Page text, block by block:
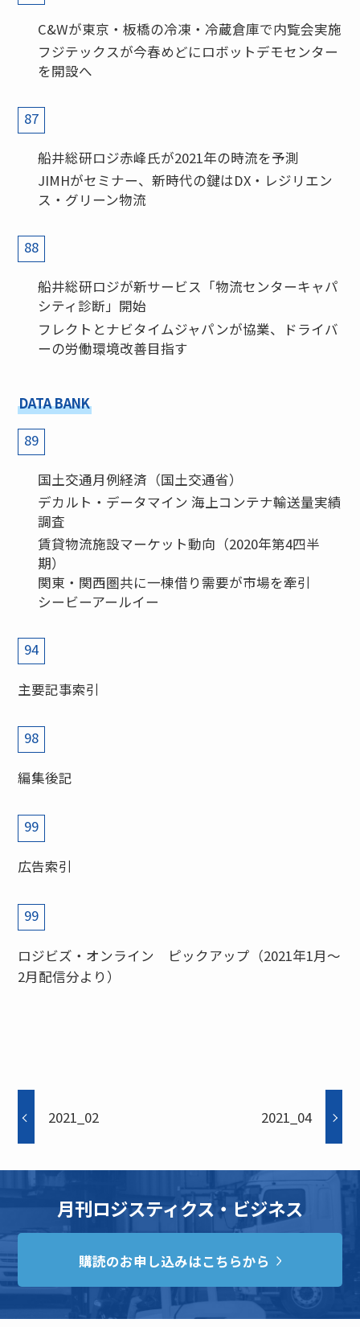
C&Wが東京・板橋の冷凍・冷蔵倉庫で内覧会実施
フジテックスが今春めどにロボットデモセンター
を開設へ
87
船井総研ロジ赤峰氏が2021年の時流を予測
JIMHがセミナー、新時代の鍵はDX・レジリエン
ス・グリーン物流
88
船井総研ロジが新サービス「物流センターキャパ
シティ診断」開始
フレクトとナビタイムジャパンが協業、ドライバ
ーの労働環境改善目指す
DATA BANK
89
国土交通月例経済（国土交通省）
デカルト・データマイン 海上コンテナ輸送量実績
調査
賃貸物流施設マーケット動向（2020年第4四半
期）
関東・関西圏共に一棟借り需要が市場を牽引
シービーアールイー
94
主要記事索引
98
編集後記
99
広告索引
99
ロジビズ・オンライン ピックアップ（2021年1月～
2月配信分より）
2021_02 2021_04
月刊ロジスティクス・ビジネス
購読のお申し込みはこちらから